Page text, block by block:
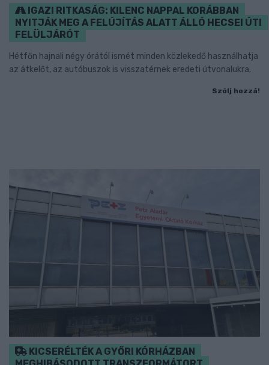
IGAZI RITKASÁG: KILENC NAPPAL KORÁBBAN
NYITJÁK MEG A FELÚJÍTÁS ALATT ÁLLÓ HECSEI ÚTI
FELÜLJÁRÓT
Hétfőn hajnali négy órától ismét minden közlekedő használhatja
az átkelőt, az autóbuszok is visszatérnek eredeti útvonalukra.
Szólj hozzá!
KICSERÉLTÉK A GYŐRI KÓRHÁZBAN